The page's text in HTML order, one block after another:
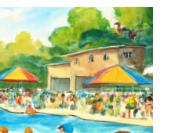
자동차 취미 여행
종교 사회 정치 건강
부동산 외국어 교육